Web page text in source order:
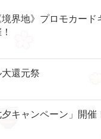
境界地》プロモカード
還元祭
キャンペーン」開催